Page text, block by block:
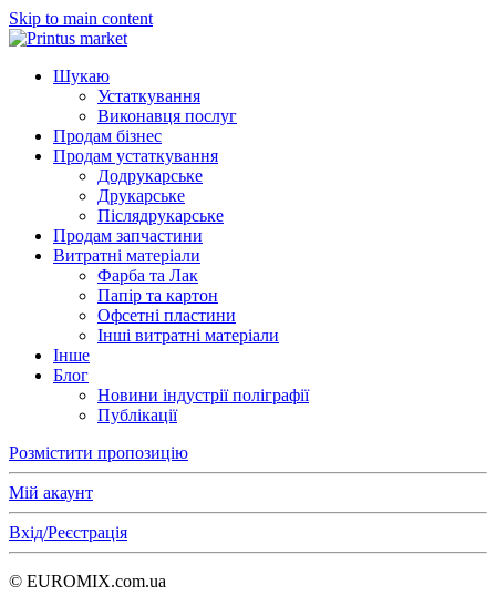
Skip to main content
Шукаю
Устаткування
Виконавця послуг
Продам бізнес
Продам устаткування
Додрукарське
Друкарське
Післядрукарське
Продам запчастини
Витратні матеріали
Фарба та Лак
Папір та картон
Офсетні пластини
Інші витратні матеріали
Інше
Блог
Новини індустрії поліграфії
Публікації
Розмістити пропозицію
Мій акаунт
Вхід/Реєстрація
© EUROMIX.com.ua